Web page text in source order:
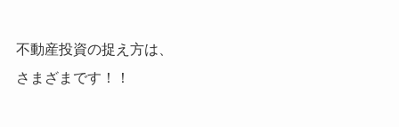
不動産投資の捉え方は、
さまざまです！！